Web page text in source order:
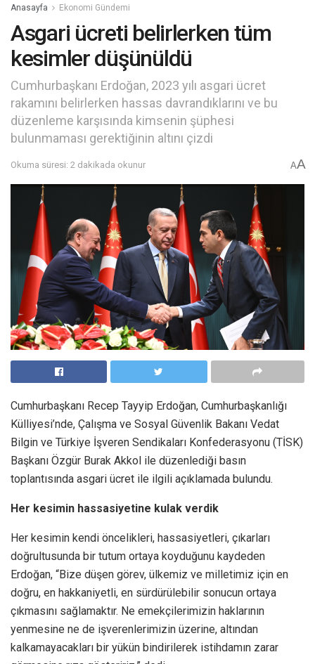
Anasayfa Ekonomi Gündemi
Asgari ücreti belirlerken tüm
kesimler düşünüldü
Cumhurbaşkanı Erdoğan, 2023 yılı asgari ücret
rakamını belirlerken hassas davrandıklarını ve bu
düzenleme karşısında kimsenin şüphesi
bulunmaması gerektiğinin altını çizdi
Okuma süresi: 2 dakikada okunur AA
Cumhurbaşkanı Recep Tayyip Erdoğan, Cumhurbaşkanlığı
Külliyesi’nde, Çalışma ve Sosyal Güvenlik Bakanı Vedat
Bilgin ve Türkiye İşveren Sendikaları Konfederasyonu (TİSK)
Başkanı Özgür Burak Akkol ile düzenlediği basın
toplantısında asgari ücret ile ilgili açıklamada bulundu.
Her kesimin hassasiyetine kulak verdik
Her kesimin kendi öncelikleri, hassasiyetleri, çıkarları
doğrultusunda bir tutum ortaya koyduğunu kaydeden
Erdoğan, “Bize düşen görev, ülkemiz ve milletimiz için en
doğru, en hakkaniyetli, en sürdürülebilir sonucun ortaya
çıkmasını sağlamaktır. Ne emekçilerimizin haklarının
yenmesine ne de işverenlerimizin üzerine, altından
kalkamayacakları bir yükün bindirilerek istihdamın zarar